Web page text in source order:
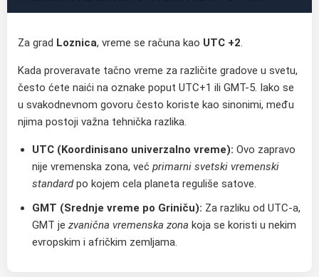
Za grad Loznica, vreme se računa kao UTC +2.
Kada proveravate tačno vreme za različite gradove u svetu,
često ćete naići na oznake poput UTC+1 ili GMT-5. Iako se
u svakodnevnom govoru često koriste kao sinonimi, među
njima postoji važna tehnička razlika.
UTC (Koordinisano univerzalno vreme): Ovo zapravo
nije vremenska zona, već primarni svetski vremenski
standardpo kojem cela planeta reguliše satove.
GMT (Srednje vreme po Griniču): Za razliku od UTC-a,
GMT je zvanična vremenska zona koja se koristi u nekim
evropskim i afričkim zemljama.